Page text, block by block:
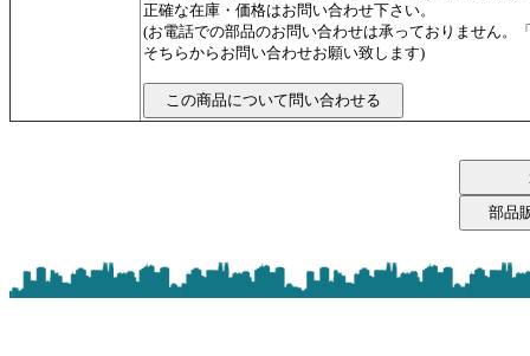
正確な在庫・価格はお問い合わせ下さい。
(お電話での部品のお問い合わせは承っておりません。
そちらからお問い合わせお願い致します)